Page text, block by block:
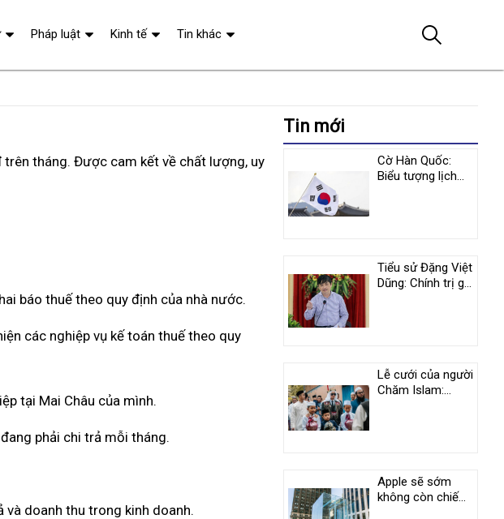
tháng. Được cam kết về chất lượng, uy
báo thuế theo quy định của nhà nước.
các nghiệp vụ kế toán thuế theo quy
tại Mai Châu của mình.
phải chi trả mỗi tháng.
và doanh thu trong kinh doanh.
Tin mới
Cờ Hàn Quốc:
Biểu tượng lịch
Tiểu sử Đặng Việt
Dũng: Chính trị gia
Lễ cưới của người
Chăm Islam:
Apple sẽ sớm
không còn chiếm
Pháp luật Kinh tế Tin khác